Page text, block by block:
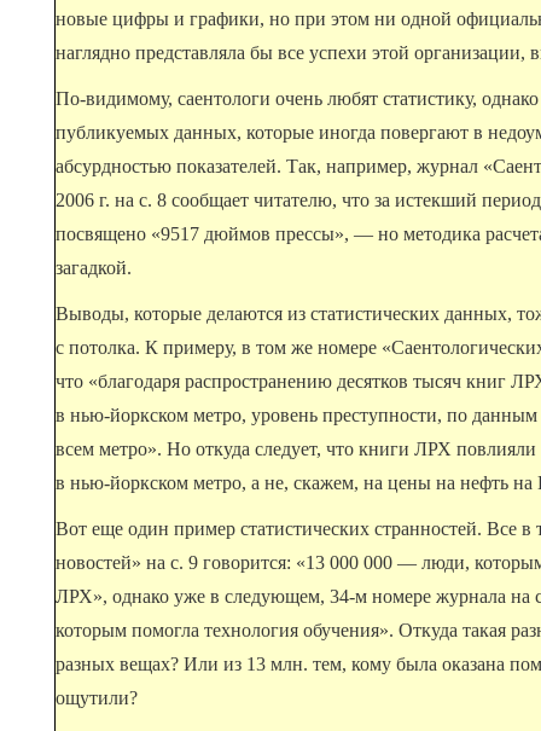
новые цифры и графики, но при этом ни одной
наглядно представляла бы все успехи этой организации,
По-видимому, саентологи очень любят статистику,
публикуемых данных, которые иногда повергают в
абсурдностью показателей. Так, например, журнал
2006 г. на с. 8 сообщает читателю, что за истекший
посвящено «9517 дюймов прессы», — но методика расчета
загадкой.
Выводы, которые делаются из статистических данных,
с потолка. К примеру, в том же номере
что «благодаря распространению десятков тысяч книг
в нью-йоркском метро, уровень преступности, по
всем метро». Но откуда следует, что книги ЛРХ
в нью-йоркском метро, а не, скажем, на цены на нефть
Вот еще один пример статистических странностей. Все
новостей» на с. 9 говорится: «13 000 000 — люди,
ЛРХ», однако уже в следующем, 34-м номере журнала на
которым помогла технология обучения». Откуда такая
разных вещах? Или из 13 млн. тем, кому была оказана
ощутили?